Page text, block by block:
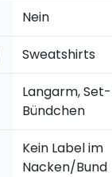
Nein
Sweatshirts
Langarm,
Bündchen
Kein Label im
Nacken/Bund